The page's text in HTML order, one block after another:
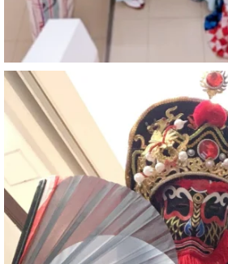
#マイントピア別子
#泉寿亭
#有形文化財
#四国
#愛媛観光
#旅行
#旅行動画
#一人旅
#観光スポット
#Travel
#ehime
#旅行好きと繋がりたい
7 X